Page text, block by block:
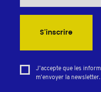
S'inscrire
J'accepte que les
m'envoyer la newsletter.